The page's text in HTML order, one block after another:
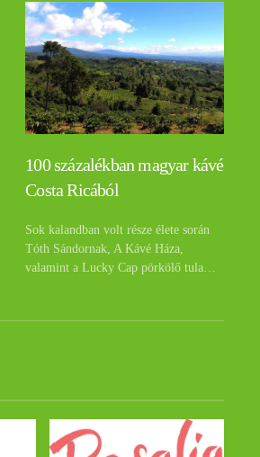
100 százalékban magyar kávé
Costa Ricából
Sok kalandban volt része élete során
Tóth Sándornak, A Kávé Háza,
valamint a Lucky Cap pörkölő tula…